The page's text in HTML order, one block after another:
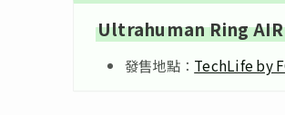
Ultrahuman Ring AIR
發售地點： TechLife by